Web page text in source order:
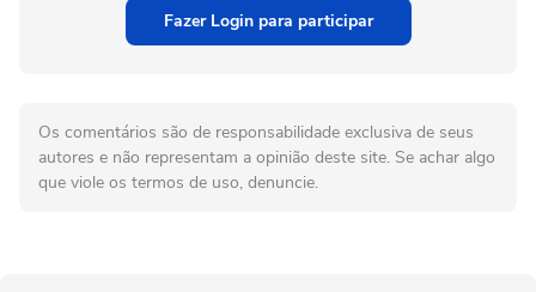
Fazer Login para participar
Os comentários são de responsabilidade exclusiva de seus
autores e não representam a opinião deste site. Se achar algo
que viole os termos de uso, denuncie.